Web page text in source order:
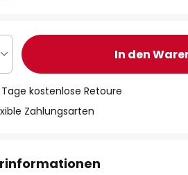
In den
kostenlose Retoure
Zahlungsarten